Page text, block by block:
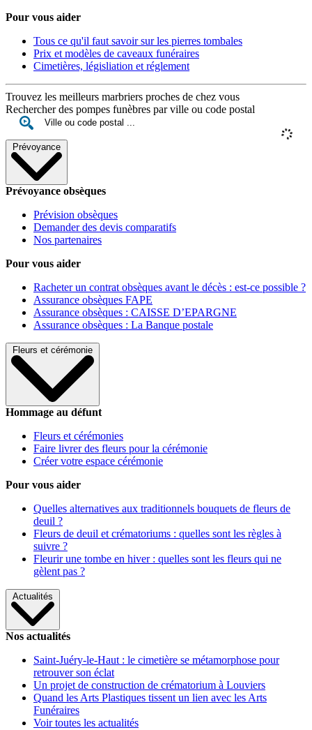
Pour vous aider
Tous ce qu'il faut savoir sur les pierres tombales
Prix et modèles de caveaux funéraires
Cimetières, législiation et réglement
Trouvez les meilleurs marbriers proches de chez vous
Rechercher des pompes funèbres par ville ou code postal
Prévoyance
Prévoyance obsèques
Prévision obsèques
Demander des devis comparatifs
Nos partenaires
Pour vous aider
Racheter un contrat obsèques avant le décès : est-ce possible ?
Assurance obsèques FAPE
Assurance obsèques : CAISSE D’EPARGNE
Assurance obsèques : La Banque postale
Fleurs et cérémonie
Hommage au défunt
Fleurs et cérémonies
Faire livrer des fleurs pour la cérémonie
Créer votre espace cérémonie
Pour vous aider
Quelles alternatives aux traditionnels bouquets de fleurs de
deuil ?
Fleurs de deuil et crématoriums : quelles sont les règles à
suivre ?
Fleurir une tombe en hiver : quelles sont les fleurs qui ne
gèlent pas ?
Actualités
Nos actualités
Saint-Juéry-le-Haut : le cimetière se métamorphose pour
retrouver son éclat
Un projet de construction de crématorium à Louviers
Quand les Arts Plastiques tissent un lien avec les Arts
Funéraires
Voir toutes les actualités